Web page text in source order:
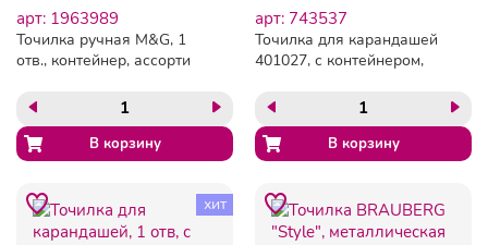
арт: 1963989
Точилка ручная M&G, 1
отв., контейнер, ассорти
арт: 743537
Точилка для карандашей
401027, с контейнером,
хит